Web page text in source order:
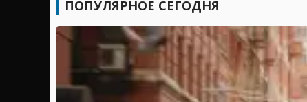
ПОПУЛЯРНОЕ СЕГОДНЯ